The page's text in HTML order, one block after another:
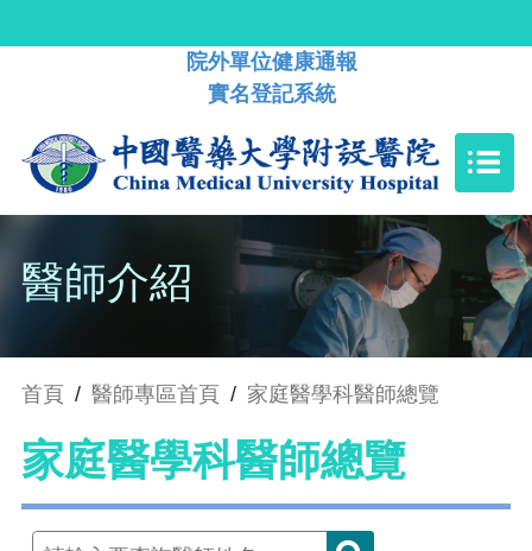
院外單位健康通報
實名登記系統
醫師介紹
首頁 / 醫師專區首頁 / 家庭醫學科醫師總覽
家庭醫學科醫師總覽